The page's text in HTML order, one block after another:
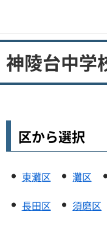
神陵台中学
区から選択
東灘区 灘区
長田区
須磨区